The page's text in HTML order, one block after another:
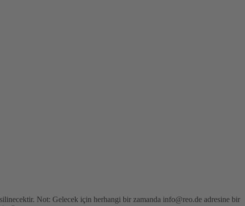
Not: Gelecek için herhangi bir zamanda info@reo.de adresine bir